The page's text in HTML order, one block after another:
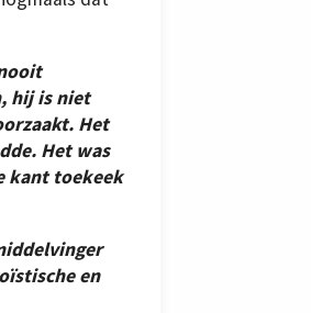
hij is niet
Het
Het was
kant toekeek
en